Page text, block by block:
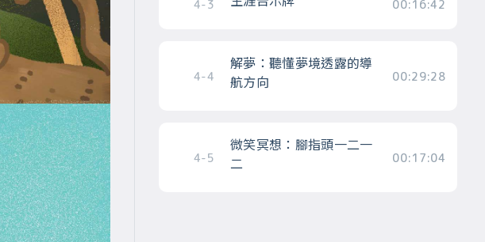
4-3 00:16:42
4-4
解夢：聽懂夢境透露的導
航方向
00:29:28
4-5
微笑冥想：腳指頭一二一
二
00:17:04